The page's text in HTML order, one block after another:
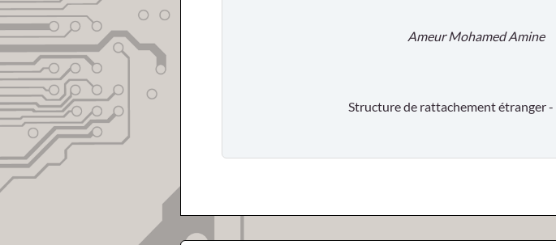
Ameur Mohamed Amine
Structure de rattachement étranger